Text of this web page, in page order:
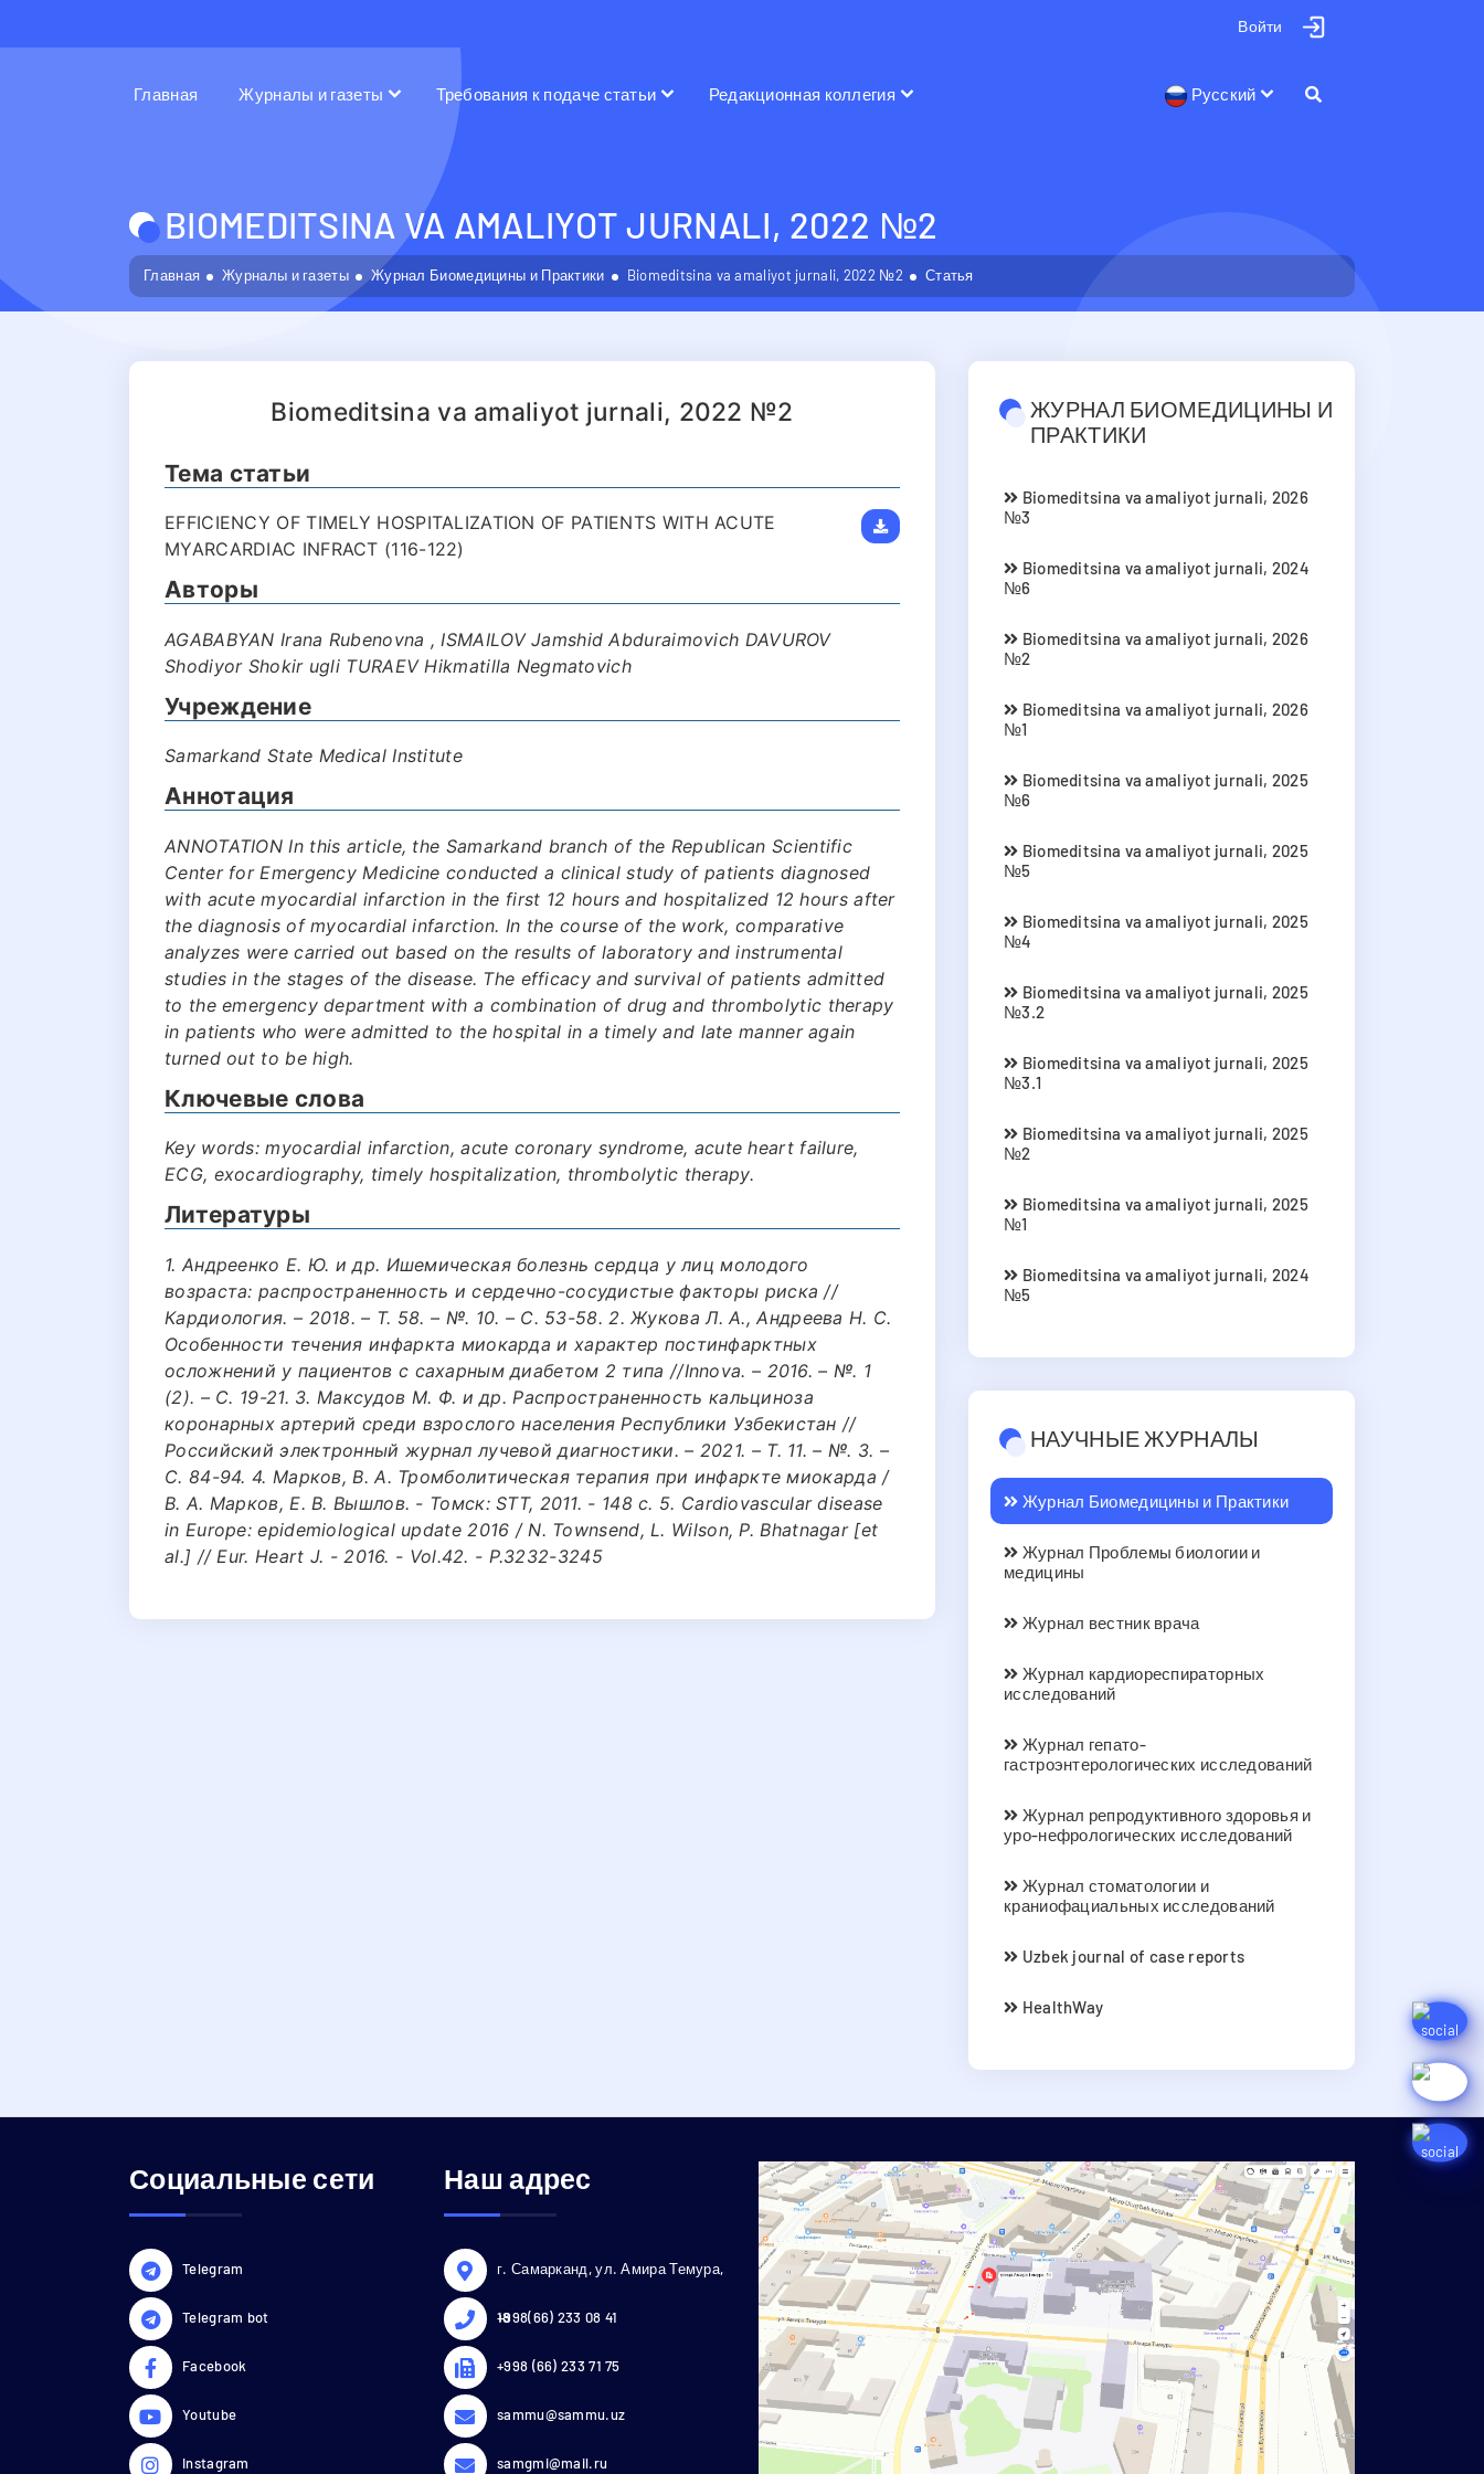
Войти
Главная Журналы и газеты Требования к подаче статьи Редакционная коллегия Русский
BIOMEDITSINA VA AMALIYOT JURNALI, 2022 №2
Главная Журналы и газеты Журнал Биомедицины и Практики Biomeditsina va amaliyot jurnali, 2022 №2 Статья
Biomeditsina va amaliyot jurnali, 2022 №2
Тема статьи
EFFICIENCY OF TIMELY HOSPITALIZATION OF PATIENTS WITH ACUTE
MYARCARDIAC INFRACT (116-122)
Авторы
AGABABYAN Irana Rubenovna , ISMAILOV Jamshid Abduraimovich DAVUROV
Shodiyor Shokir ugli TURAEV Hikmatilla Negmatovich
Учреждение
Samarkand State Medical Institute
Аннотация
ANNOTATION In this article, the Samarkand branch of the Republican Scientific
Center for Emergency Medicine conducted a clinical study of patients diagnosed
with acute myocardial infarction in the first 12 hours and hospitalized 12 hours after
the diagnosis of myocardial infarction. In the course of the work, comparative
analyzes were carried out based on the results of laboratory and instrumental
studies in the stages of the disease. The efficacy and survival of patients admitted
to the emergency department with a combination of drug and thrombolytic therapy
in patients who were admitted to the hospital in a timely and late manner again
turned out to be high.
Ключевые слова
Key words: myocardial infarction, acute coronary syndrome, acute heart failure,
ECG, exocardiography, timely hospitalization, thrombolytic therapy.
Литературы
1. Андреенко Е. Ю. и др. Ишемическая болезнь сердца у лиц молодого
возраста: распространенность и сердечно-сосудистые факторы риска //
Кардиология. – 2018. – Т. 58. – №. 10. – С. 53-58. 2. Жукова Л. А., Андреева Н. С.
Особенности течения инфаркта миокарда и характер постинфарктных
осложнений у пациентов с сахарным диабетом 2 типа //Innova. – 2016. – №. 1
(2). – С. 19-21. 3. Максудов М. Ф. и др. Распространенность кальциноза
коронарных артерий среди взрослого населения Республики Узбекистан //
Российский электронный журнал лучевой диагностики. – 2021. – Т. 11. – №. 3. –
С. 84-94. 4. Марков, В. А. Тромболитическая терапия при инфаркте миокарда /
В. А. Марков, Е. В. Вышлов. - Томск: STT, 2011. - 148 с. 5. Cardiovascular disease
in Europe: epidemiological update 2016 / N. Townsend, L. Wilson, P. Bhatnagar [et
al.] // Eur. Heart J. - 2016. - Vol.42. - P.3232-3245
ЖУРНАЛ БИОМЕДИЦИНЫ И
ПРАКТИКИ
Biomeditsina va amaliyot jurnali, 2026
№3
Biomeditsina va amaliyot jurnali, 2024
№6
Biomeditsina va amaliyot jurnali, 2026
№2
Biomeditsina va amaliyot jurnali, 2026
№1
Biomeditsina va amaliyot jurnali, 2025
№6
Biomeditsina va amaliyot jurnali, 2025
№5
Biomeditsina va amaliyot jurnali, 2025
№4
Biomeditsina va amaliyot jurnali, 2025
№3.2
Biomeditsina va amaliyot jurnali, 2025
№3.1
Biomeditsina va amaliyot jurnali, 2025
№2
Biomeditsina va amaliyot jurnali, 2025
№1
Biomeditsina va amaliyot jurnali, 2024
№5
НАУЧНЫЕ ЖУРНАЛЫ
Журнал Биомедицины и Практики
Журнал Проблемы биологии и
медицины
Журнал вестник врача
Журнал кардиореспираторных
исследований
Журнал гепато-
гастроэнтерологических исследований
Журнал репродуктивного здоровья и
уро-нефрологических исследований
Журнал стоматологии и
краниофациальных исследований
Uzbek journal of case reports
HealthWay
Социальные сети
Telegram
Telegram bot
Facebook
Youtube
Instagram
Наш адрес
г. Самарканд, ул. Амира Темура,
18
+998(66) 233 08 41
+998 (66) 233 71 75
sammu@sammu.uz
samgmi@mail.ru